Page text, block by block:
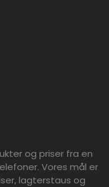
og priser fra en
Vores mål er
lagterstaus og